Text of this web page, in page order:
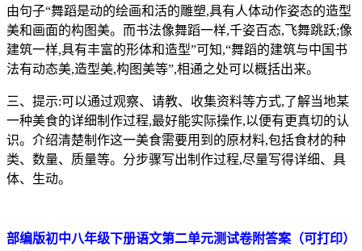
由句子“舞蹈是动的绘画和活的雕塑,具有人体动作姿态的造型
美和画面的构图美。而书法像舞蹈一样,千姿百态,飞舞跳跃;像
建筑一样,具有丰富的形体和造型”可知,“舞蹈的建筑与中国书
法有动态美,造型美,构图美等”,相通之处可以概括出来。
三、提示:可以通过观察、请教、收集资料等方式,了解当地某
一种美食的详细制作过程,最好能实际操作,以便有更真切的认
识。介绍清楚制作这一美食需要用到的原材料,包括食材的种
类、数量、质量等。分步骤写出制作过程,尽量写得详细、具
体、生动。
部编版初中八年级下册语文第二单元测试卷附答案（可打印）